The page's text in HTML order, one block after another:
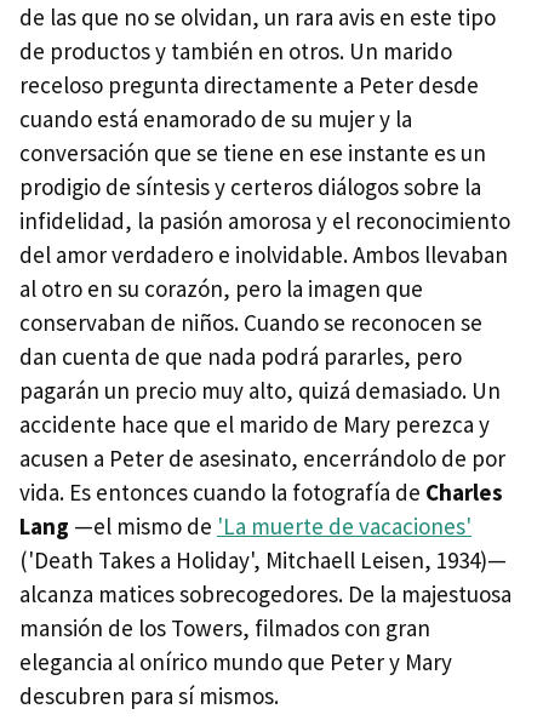
de las que no se olvidan, un rara avis en este tipo
de productos y también en otros. Un marido
receloso pregunta directamente a Peter desde
cuando está enamorado de su mujer y la
conversación que se tiene en ese instante es un
prodigio de síntesis y certeros diálogos sobre la
infidelidad, la pasión amorosa y el reconocimiento
del amor verdadero e inolvidable. Ambos llevaban
al otro en su corazón, pero la imagen que
conservaban de niños. Cuando se reconocen se
dan cuenta de que nada podrá pararles, pero
pagarán un precio muy alto, quizá demasiado. Un
accidente hace que el marido de Mary perezca y
acusen a Peter de asesinato, encerrándolo de por
vida. Es entonces cuando la fotografía de Charles
Lang —el mismo de 'La muerte de vacaciones'
('Death Takes a Holiday', Mitchaell Leisen, 1934)—
alcanza matices sobrecogedores. De la majestuosa
mansión de los Towers, filmados con gran
elegancia al onírico mundo que Peter y Mary
descubren para sí mismos.